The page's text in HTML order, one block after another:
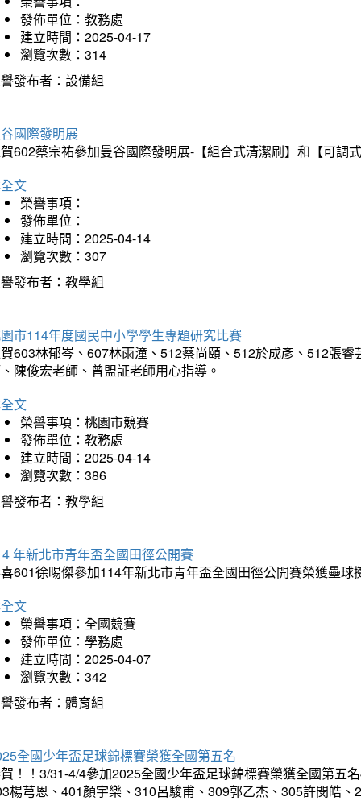
發佈單位：教務處
建立時間：2025-04-17
瀏覽次數：314
發布者：設備組
國際發明展
602蔡宗祐參加曼谷國際發明展-【組合式清潔刷】和【可調
文
榮譽事項：
發佈單位：
建立時間：2025-04-14
瀏覽次數：307
發布者：教學組
市114年度國民中小學學生專題研究比賽
603林郁岑、607林雨潼、512蔡尚頤、512於成彥、512張
陳俊宏老師、曾盟証老師用心指導。
文
榮譽事項：桃園市競賽
發佈單位：教務處
建立時間：2025-04-14
瀏覽次數：386
發布者：教學組
年新北市青年盃全國田徑公開賽
601徐晹傑參加114年新北市青年盃全國田徑公開賽榮獲壘
文
榮譽事項：全國競賽
發佈單位：學務處
建立時間：2025-04-07
瀏覽次數：342
發布者：體育組
全國少年盃足球錦標賽榮獲全國第五名
！！3/31-4/4參加2025全國少年盃足球錦標賽榮獲全國第五
楊芎恩、401顏宇樂、310呂駿甫、309郭乙杰、305許閔皓